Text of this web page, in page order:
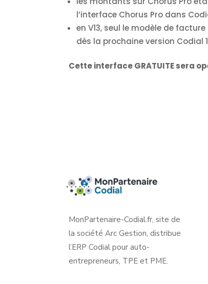
l’interface Chorus Pro dans
en V13, seul le modèle de
dès la prochaine version Codial
Cette interface GRATUITE sera
MonPartenaire-Codial.fr, site de
la société Arc Gestion, distribue
l’ERP Codial pour auto-
entrepreneurs, TPE et PME.